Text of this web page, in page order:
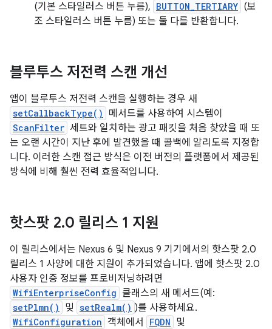
(기본 스타일러스 버튼 누름), BUTTON_TERTIARY (보
조 스타일러스 버튼 누름) 또는 둘 다를 반환합니다.
블루투스 저전력 스캔 개선
앱이 블루투스 저전력 스캔을 실행하는 경우 새
setCallbackType() 메서드를 사용하여 시스템이
ScanFilter 세트와 일치하는 광고 패킷을 처음 찾았을 때 또
는 오랜 시간이 지난 후에 발견했을 때 콜백에 알리도록 지정합
니다. 이러한 스캔 접근 방식은 이전 버전의 플랫폼에서 제공된
방식에 비해 훨씬 전력 효율적입니다.
핫스팟 2.0 릴리스 1 지원
이 릴리스에서는 Nexus 6 및 Nexus 9 기기에서의 핫스팟 2.0
릴리스 1 사양에 대한 지원이 추가되었습니다. 앱에 핫스팟 2.0
사용자 인증 정보를 프로비저닝하려면
WifiEnterpriseConfig 클래스의 새 메서드(예:
setPlmn() 및 setRealm() )를 사용하세요.
WifiConfiguration 객체에서 FQDN 및